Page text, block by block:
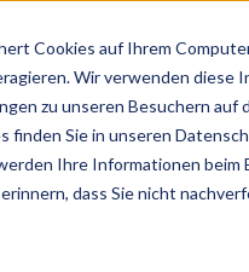
Cookies auf Ihrem
Wir verwenden diese
zu unseren Besuchern
finden Sie in unseren
Ihre Informationen
dass Sie nicht